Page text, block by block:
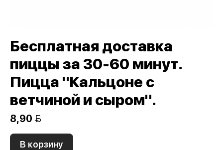
Бесплатная доставка
пиццы за 30-60 минут.
Пицца "Кальцоне с
ветчиной и сыром".
8,90 
В корзину